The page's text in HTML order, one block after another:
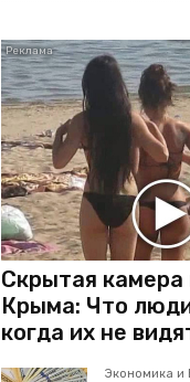
Скрытая
Крыма: Что
когда их не
Экономика и